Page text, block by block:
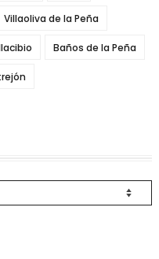
Villaoliva de la Peña
Baños de la Peña